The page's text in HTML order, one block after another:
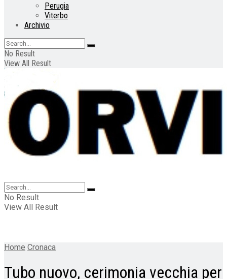
Perugia
Viterbo
Archivio
No Result
View All Result
No Result
View All Result
Home Cronaca
Tubo nuovo, cerimonia vecchia per